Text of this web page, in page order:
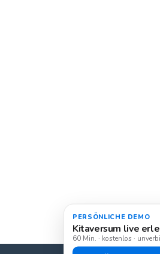
PERSÖNLICHE DEMO
Kitaversum live
60 Min. · kostenlos ·